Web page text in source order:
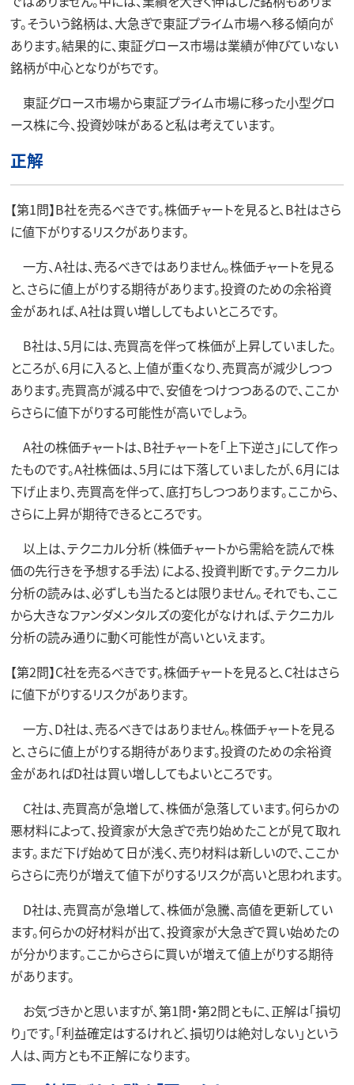
す。そういう銘柄は、大急ぎで東証プライム市場へ移る傾向が
あります。結果的に、東証グロース市場は業績が伸びていない
銘柄が中心となりがちです。
東証グロース市場から東証プライム市場に移った小型グロ
ース株に今、投資妙味があると私は考えています。
正解
【第1問】B社を売るべきです。株価チャートを見ると、B社はさら
に値下がりするリスクがあります。
一方、A社は、売るべきではありません。株価チャートを見る
と、さらに値上がりする期待があります。投資のための余裕資
金があれば、A社は買い増ししてもよいところです。
B社は、5月には、売買高を伴って株価が上昇していました。
ところが、6月に入ると、上値が重くなり、売買高が減少しつつ
あります。売買高が減る中で、安値をつけつつあるので、ここか
らさらに値下がりする可能性が高いでしょう。
A社の株価チャートは、B社チャートを「上下逆さ」にして作っ
たものです。A社株価は、5月には下落していましたが、6月には
下げ止まり、売買高を伴って、底打ちしつつあります。ここから、
さらに上昇が期待できるところです。
以上は、テクニカル分析（株価チャートから需給を読んで株
価の先行きを予想する手法）による、投資判断です。テクニカル
分析の読みは、必ずしも当たるとは限りません。それでも、ここ
から大きなファンダメンタルズの変化がなければ、テクニカル
分析の読み通りに動く可能性が高いといえます。
【第2問】C社を売るべきです。株価チャートを見ると、C社はさら
に値下がりするリスクがあります。
一方、D社は、売るべきではありません。株価チャートを見る
と、さらに値上がりする期待があります。投資のための余裕資
金があればD社は買い増ししてもよいところです。
C社は、売買高が急増して、株価が急落しています。何らかの
悪材料によって、投資家が大急ぎで売り始めたことが見て取れ
ます。まだ下げ始めて日が浅く、売り材料は新しいので、ここか
らさらに売りが増えて値下がりするリスクが高いと思われます。
D社は、売買高が急増して、株価が急騰、高値を更新してい
ます。何らかの好材料が出て、投資家が大急ぎで買い始めたの
が分かります。ここからさらに買いが増えて値上がりする期待
があります。
お気づきかと思いますが、第1問・第2問ともに、正解は「損切
り」です。「利益確定はするけれど、損切りは絶対しない」という
人は、両方とも不正解になります。